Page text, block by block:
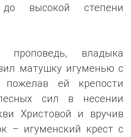
высокой степени
владыка
матушку игуменью с
ей крепости
сил в несении
Христовой и вручив
– игуменский крест с